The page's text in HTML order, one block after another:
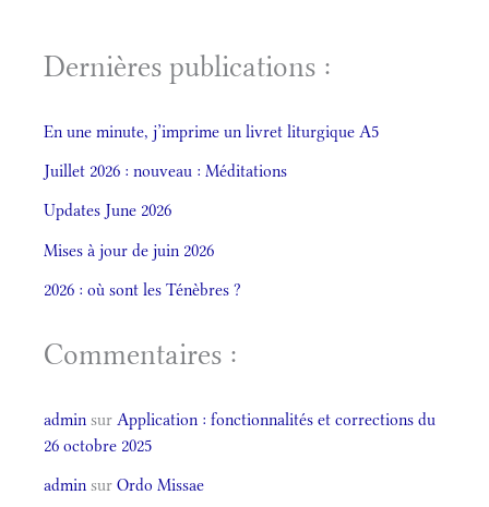
Dernières publications :
En une minute, j’imprime un livret liturgique A5
Juillet 2026 : nouveau : Méditations
Updates June 2026
Mises à jour de juin 2026
2026 : où sont les Ténèbres ?
Commentaires :
admin sur Application : fonctionnalités et corrections du
26 octobre 2025
admin sur Ordo Missae